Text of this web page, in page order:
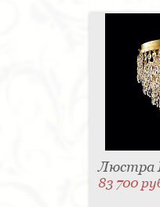
Люстра
83 700